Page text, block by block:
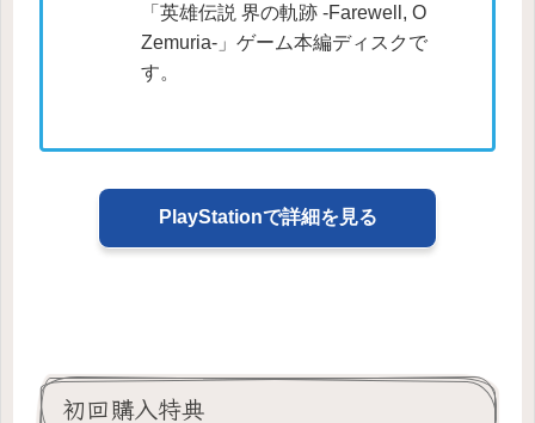
「英雄伝説 界の軌跡 -Farewell, O
Zemuria-」ゲーム本編ディスクで
す。
PlayStationで詳細を見る
初回購入特典